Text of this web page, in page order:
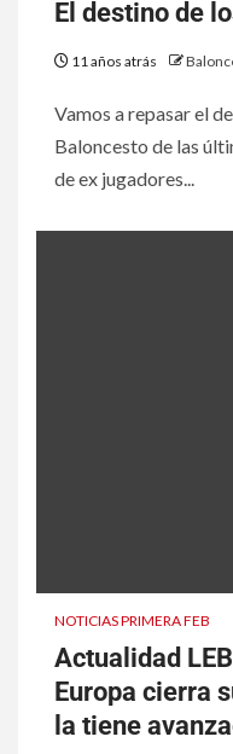
El destino de
11 años atrás
Vamos a repasar el
Baloncesto de las
de ex jugadores...
NOTICIAS PRIMERA FEB
Actualidad
Europa cierra
la tiene